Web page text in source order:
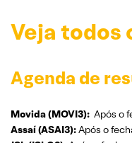
Veja todos
Agenda de
Movida (MOVI3): Após o
Assaí (ASAI3):Após o